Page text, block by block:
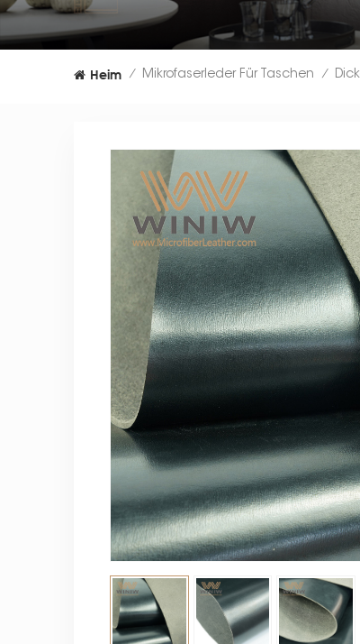
Heim / Mikrofaserleder Für Taschen /